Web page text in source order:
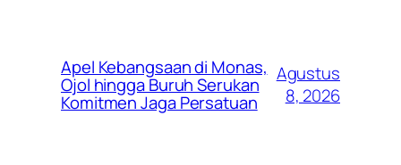
Apel Kebangsaan di Monas,
Ojol hingga Buruh Serukan
Komitmen Jaga Persatuan
Agustus
8, 2026